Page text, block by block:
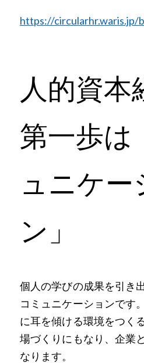
https://circularhr.waris.jp/
人的資本
第一歩は
ュニケー
ン」
個人の学びの成果を引き
コミュニケーションです
に耳を傾ける環境をつく
場づくりにもなり、企業
なります。